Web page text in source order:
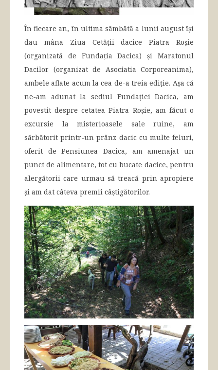
În fiecare an, în ultima sâmbătă a lunii august își
dau mâna Ziua Cetății dacice Piatra Roșie
(organizată de Fundația Dacica) și Maratonul
Dacilor (organizat de Asociatia Corporeanima),
ambele aflate acum la cea de-a treia ediție. Așa că
ne-am adunat la sediul Fundației Dacica, am
povestit despre cetatea Piatra Roșie, am făcut o
excursie la misterioasele sale ruine, am
sărbătorit printr-un prânz dacic cu multe feluri,
oferit de Pensiunea Dacica, am amenajat un
punct de alimentare, tot cu bucate dacice, pentru
alergătorii care urmau să treacă prin apropiere
și am dat câteva premii câștigătorilor.